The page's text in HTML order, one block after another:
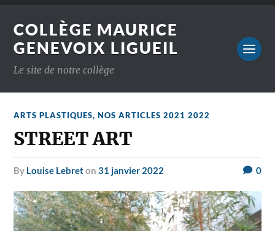
COLLÈGE MAURICE
GENEVOIX LIGUEIL
Le site de notre collège
ARTS PLASTIQUES,NOS ARTICLES 2021 2022
STREET ART
by Louise Lebreton31 janvier 2022 0